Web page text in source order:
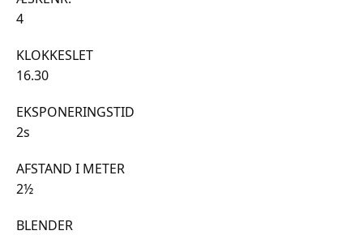
4
KLOKKESLET
16.30
EKSPONERINGSTID
2s
AFSTAND I METER
2½
BLENDER